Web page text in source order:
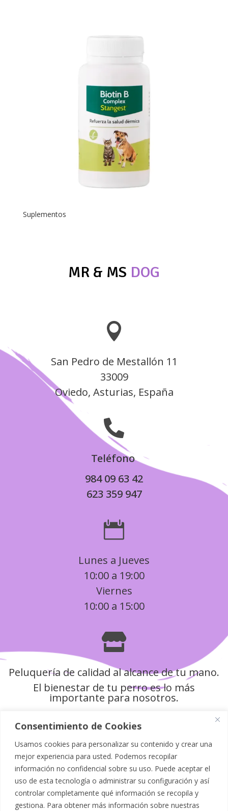
Consentimiento de Cookies
Usamos cookies para personalizar su contenido y crear una
mejor experiencia para usted. Podemos recopilar
información no confidencial sobre su uso. Puede aceptar el
uso de esta tecnología o administrar su configuración y así
controlar completamente qué información se recopila y
gestiona. Para obtener más información sobre nuestras
Suplementos
MR & MS DOG

San Pedro de Mestallón 11
33009
Oviedo, Asturias, España

Teléfono
984 09 63 42
623 359 947

Lunes a Jueves
10:00 a 19:00
Viernes
10:00 a 15:00

Peluquería de calidad al alcance de tu mano.
El bienestar de tu perro es lo más
importante para nosotros.
Política de Privacidad
Aviso Legal
Política de Cookies